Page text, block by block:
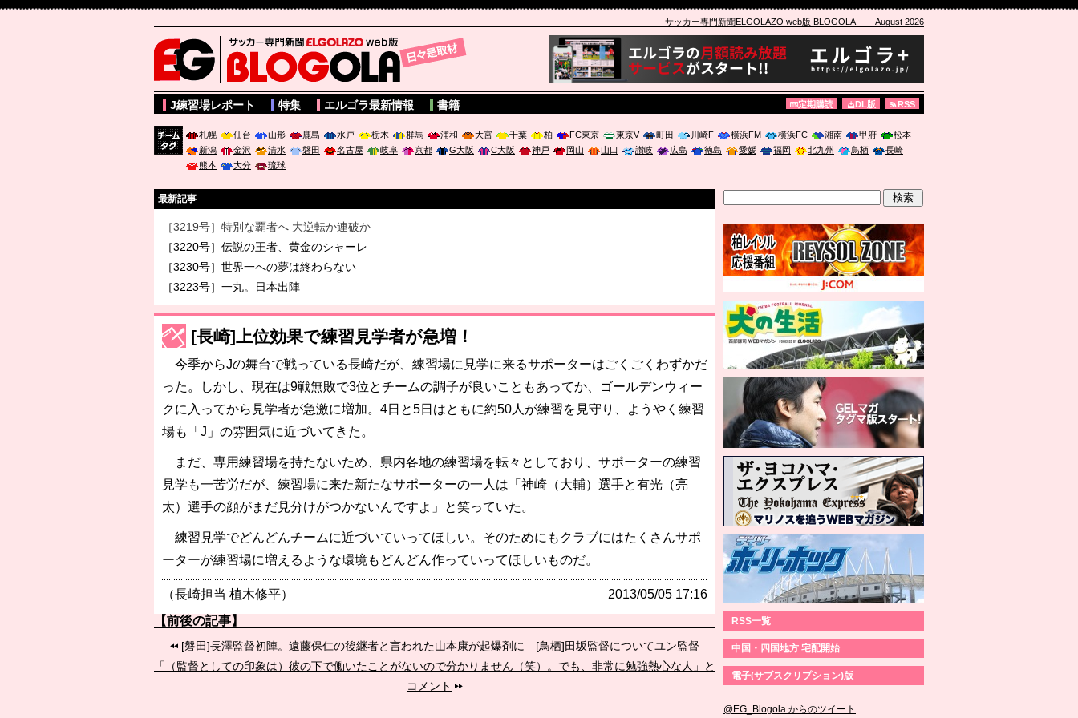
サッカー専門新聞ELGOLAZO web版 BLOGOLA- August 2026
サッカー専門新聞ELGOLAZO web版 BLOGOLA
J練習場レポート 特集 エルゴラ最新情報 書籍 定期購読 DL版 RSS
札幌 仙台 山形 鹿島 水戸 栃木 群馬 浦和 大宮 千葉 柏 FC東京 東京V 町田 川崎F 横浜FM 横浜FC 湘南 甲府
松本
新潟
金沢 清水 磐田 名古屋 岐阜 京都 G大阪 C大阪 神戸 岡山 山口 讃岐 広島 徳島 愛媛 福岡 北九州 鳥栖
長崎
熊本
大分 琉球
最新記事
［3219号］特別な覇者へ 大逆転か連破か
［3220号］伝説の王者、黄金のシャーレ
［3230号］世界一への夢は終わらない
［3223号］一丸。日本出陣
［3222号］史上最大のW杯開幕 注目は「個」
長谷川 アーリアジャスールさんがシンポジウム「気候変動から命を守る ～エネルギー危機時代の猛暑対策～」に登壇
[長崎]上位効果で練習見学者が急増！
今季からJの舞台で戦っている長崎だが、練習場に見学に来るサポーターはごくごくわずかだ
った。しかし、現在は9戦無敗で3位とチームの調子が良いこともあってか、ゴールデンウィー
クに入ってから見学者が急激に増加。4日と5日はともに約50人が練習を見守り、ようやく練習
場も「J」の雰囲気に近づいてきた。
まだ、専用練習場を持たないため、県内各地の練習場を転々としており、サポーターの練習
見学も一苦労だが、練習場に来た新たなサポーターの一人は「神崎（大輔）選手と有光（亮
太）選手の顔がまだ見分けがつかないんですよ」と笑っていた。
練習見学でどんどんチームに近づいていってほしい。そのためにもクラブにはたくさんサポ
ーターが練習場に増えるような環境もどんどん作っていってほしいものだ。
（長崎担当 植木修平） 2013/05/05 17:16
【前後の記事】
[磐田]長澤監督初陣。遠藤保仁の後継者と言われた山本康が起爆剤に
[鳥栖]田坂監督についてユン監督
「（監督としての印象は）彼の下で働いたことがないので分かりません（笑）。でも、非常に勉強熱心な人」と
コメント
RSS一覧
中国・四国地方 宅配開始
電子(サブスクリプション)版
@EG_Blogola からのツイート